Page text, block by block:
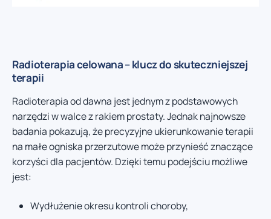
Radioterapia celowana – klucz do skuteczniejszej
terapii
Radioterapia od dawna jest jednym z podstawowych
narzędzi w walce z rakiem prostaty. Jednak najnowsze
badania pokazują, że precyzyjne ukierunkowanie terapii
na małe ogniska przerzutowe może przynieść znaczące
korzyści dla pacjentów. Dzięki temu podejściu możliwe
jest:
Wydłużenie okresu kontroli choroby,